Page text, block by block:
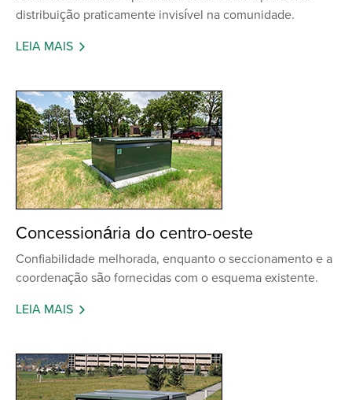
distribuição praticamente invisível na comunidade.
LEIA MAIS
Concessionária do centro-oeste
Confiabilidade melhorada, enquanto o seccionamento e a
coordenação são fornecidas com o esquema existente.
LEIA MAIS